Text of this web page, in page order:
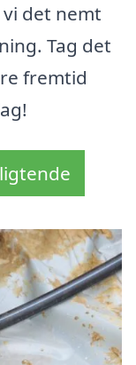
det nemt
Tag det
fremtid